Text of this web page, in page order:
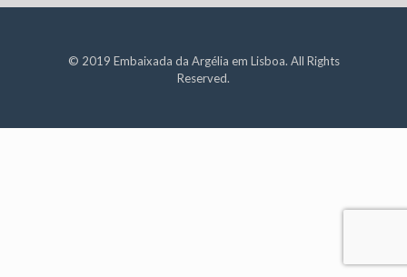
© 2019 Embaixada da Argélia em Lisboa. All Rights
Reserved.